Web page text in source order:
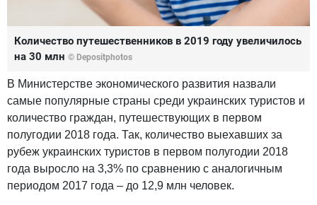
Количество путешественников в 2019 году увеличилось
на 30 млн © Depositphotos
В Министерстве экономического развития назвали
самые популярные страны среди украинских туристов и
количество граждан, путешествующих в первом
полугодии 2018 года. Так, количество выехавших за
рубеж украинских туристов в первом полугодии 2018
года выросло на 3,3% по сравнению с аналогичным
периодом 2017 года – до 12,9 млн человек.